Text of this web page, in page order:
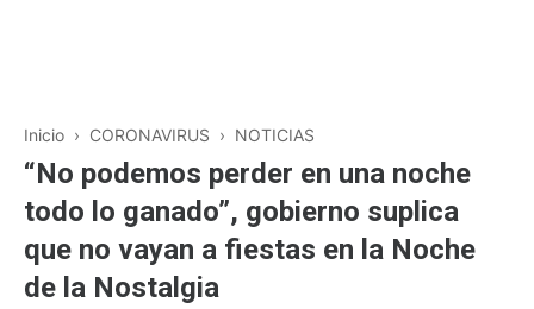
Inicio › CORONAVIRUS › NOTICIAS
“No podemos perder en una noche
todo lo ganado”, gobierno suplica
que no vayan a fiestas en la Noche
de la Nostalgia